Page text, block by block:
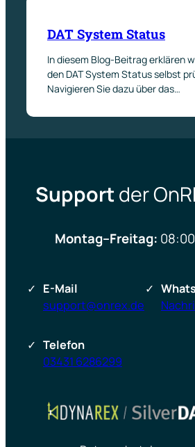
DAT System Status
In diesem Blog-Beitrag erklären
den DAT System Status selbst
Navigieren Sie dazu über das…
Support der
Montag–Freitag:
E-Mail
support@onrex.de
Telefon
03431 6286299